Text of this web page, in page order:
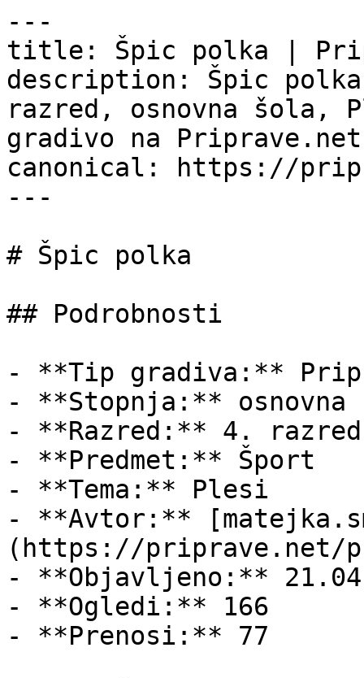
---
title: Špic polka |
description: Špic
razred, osnovna šola,
gradivo na
canonical: https://
---
# Špic polka
## Podrobnosti
- **Tip gradiva:**
- **Stopnja:** osnovna
- **Razred:** 4. razred
- **Predmet:** Šport
- **Tema:** Plesi
- **Avtor:**
(https://priprave.net/
- **Objavljeno:**
- **Ogledi:** 166
- **Prenosi:** 77